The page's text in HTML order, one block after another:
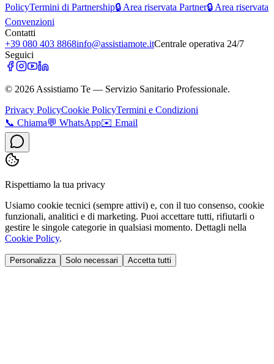
PolicyTermini di Partnership🔒 Area riservata Partner🔒 Area riservata
Convenzioni
Contatti
+39 080 403 8868info@assistiamote.itCentrale operativa 24/7
Seguici
© 2026 Assistiamo Te — Servizio Sanitario Professionale.
Privacy PolicyCookie PolicyTermini e Condizioni
📞 Chiama💬 WhatsApp✉️ Email
Rispettiamo la tua privacy
Usiamo cookie tecnici (sempre attivi) e, con il tuo consenso, cookie
funzionali, analitici e di marketing. Puoi accettare tutti, rifiutarli o
gestire le singole categorie in qualsiasi momento. Dettagli nella
Cookie Policy.
Personalizza Solo necessari Accetta tutti